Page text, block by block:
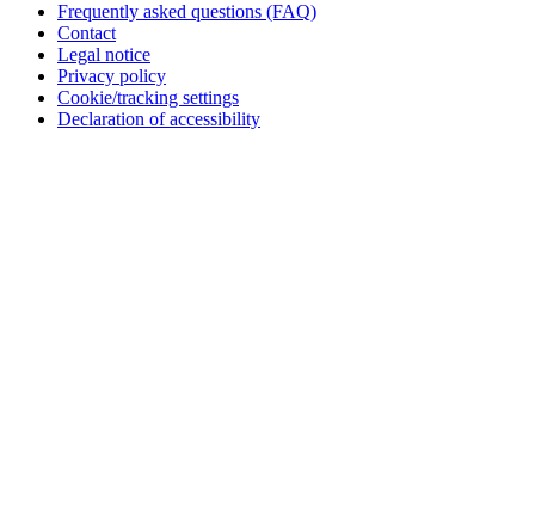
Frequently asked questions (FAQ)
Contact
Legal notice
Privacy policy
Cookie/tracking settings
Declaration of accessibility